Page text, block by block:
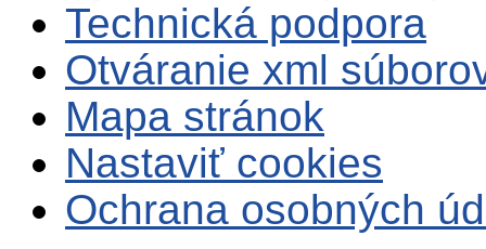
Technická podpora
Otváranie xml
Mapa stránok
Nastaviť cookies
Ochrana osobných